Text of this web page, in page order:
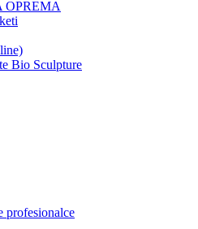
OPREMA
Bio Sculpture
profesionalce